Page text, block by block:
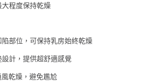
程度保持乾燥
部位，可保持乳房始終乾燥
計，提供超舒適感覺
乾燥，避免尷尬